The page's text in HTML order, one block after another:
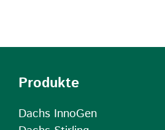
Produkte
Dachs InnoGen